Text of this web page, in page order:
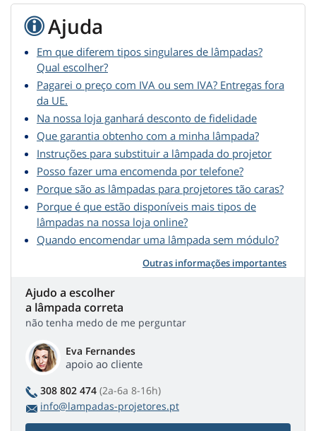
Ajuda
Em que diferem tipos singulares de lâmpadas?
Qual escolher?
Pagarei o preço com IVA ou sem IVA? Entregas fora
da UE.
Na nossa loja ganhará desconto de fidelidade
Que garantia obtenho com a minha lâmpada?
Instruções para substituir a lâmpada do projetor
Posso fazer uma encomenda por telefone?
Porque são as lâmpadas para projetores tão caras?
Porque é que estão disponíveis mais tipos de
lâmpadas na nossa loja online?
Quando encomendar uma lâmpada sem módulo?
Outras informações importantes
Ajudo a escolher
a lâmpada correta
não tenha medo de me perguntar
Eva Fernandes
apoio ao cliente
308 802 474 (2a-6a 8-16h)
info@lampadas-projetores.pt